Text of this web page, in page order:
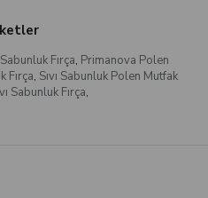
Fırça, Primanova Polen
Fırça, Sıvı Sabunluk Polen Mutfak
Sabunluk Fırça,